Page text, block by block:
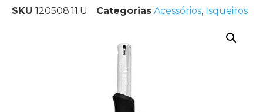
SKU 120508.11.U Categorias Acessórios, Isqueiros